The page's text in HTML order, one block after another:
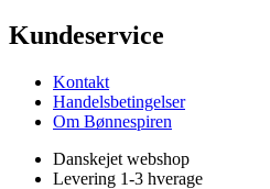
Kundeservice
Kontakt
Handelsbetingelser
Om Bønnespiren
Danskejet webshop
Levering 1-3 hverage